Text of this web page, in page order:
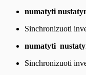
numatyti
Sinchronizuoti
numatyti
Sinchronizuoti